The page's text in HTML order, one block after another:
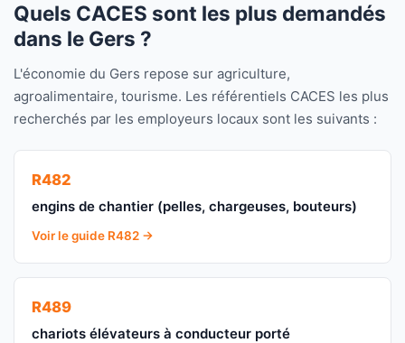
Quels CACES sont les plus demandés
dans le Gers ?
L'économie du Gers repose sur agriculture,
agroalimentaire, tourisme. Les référentiels CACES les plus
recherchés par les employeurs locaux sont les suivants :
R482
engins de chantier (pelles, chargeuses, bouteurs)
Voir le guide R482 →
R489
chariots élévateurs à conducteur porté